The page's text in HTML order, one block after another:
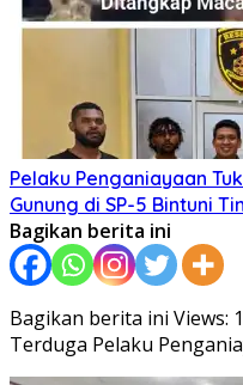
Pelaku Penganiayaan
Gunung di SP-5 Bintuni
Bagikan berita ini
Bagikan berita ini Views:
Terduga Pelaku